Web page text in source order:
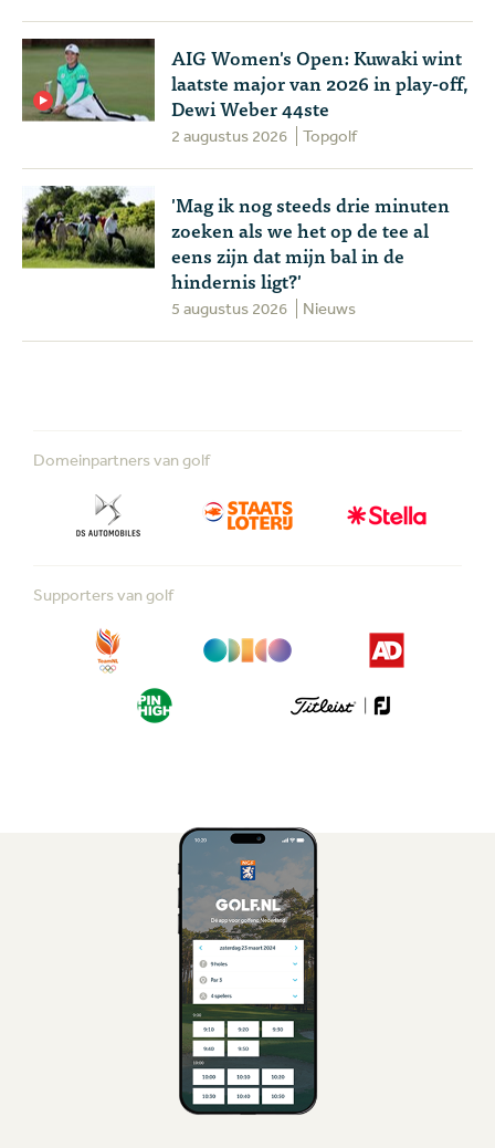
AIG Women's Open: Kuwaki wint
laatste major van 2026 in play-off,
Dewi Weber 44ste
2 augustus 2026 Topgolf
'Mag ik nog steeds drie minuten
zoeken als we het op de tee al
eens zijn dat mijn bal in de
hindernis ligt?'
5 augustus 2026 Nieuws
Domeinpartners van golf
Supporters van golf